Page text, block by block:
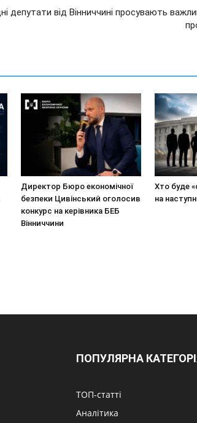
депутати від Вінниччині просувають
Директор Бюро економічної
безпеки Цивінський оголосив
конкурс на керівника БЕБ
Вінниччини
Хто буде
на
ПОПУЛЯРНА
ТОП-статті
Аналітика